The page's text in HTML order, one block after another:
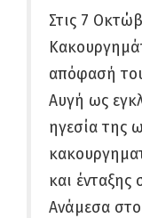
Στις 7
απόφασή
Αυγή ως
ηγεσία της
και
Ανάμεσα